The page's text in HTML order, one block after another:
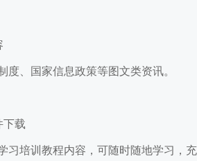
、国家信息政策等图文类资讯。
载
习培训教程内容，可随时随地学习，充